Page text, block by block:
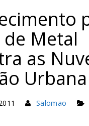
de Metal
as
Urbana
Salomao